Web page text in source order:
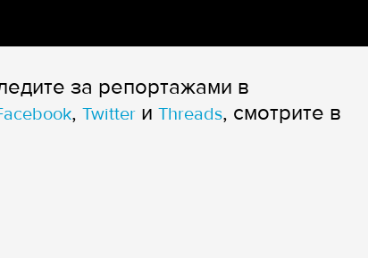
за репортажами в
, Twitter и Threads, смотрите в